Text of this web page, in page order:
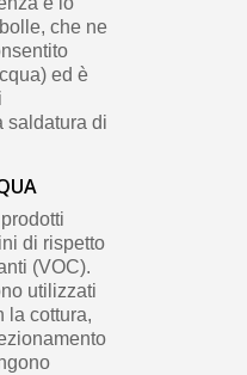
che ne
ed è
saldatura di
di rispetto
(VOC).
utilizzati
la cottura,